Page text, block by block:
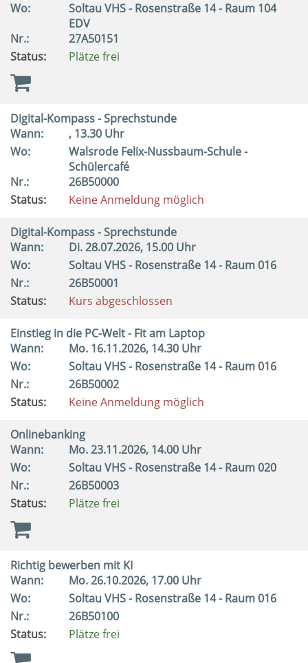
Wo:
Soltau VHS - Rosenstraße 14 - Raum 104
EDV
Nr.:
27A50151
Status:
Plätze frei
Digital-Kompass - Sprechstunde
Wann:
, 13.30 Uhr
Wo:
Walsrode Felix-Nussbaum-Schule -
Schülercafé
Nr.:
26B50000
Status:
Keine Anmeldung möglich
Digital-Kompass - Sprechstunde
Wann:
Di.28.07.2026, 15.00 Uhr
Wo:
Soltau VHS - Rosenstraße 14 - Raum 016
Nr.:
26B50001
Status:
Kurs abgeschlossen
Einstieg in die PC-Welt - Fit am Laptop
Wann:
Mo. 16.11.2026, 14.30 Uhr
Wo:
Soltau VHS - Rosenstraße 14 - Raum 016
Nr.:
26B50002
Status:
Keine Anmeldung möglich
Onlinebanking
Wann:
Mo.23.11.2026, 14.00 Uhr
Wo:
Soltau VHS - Rosenstraße 14 - Raum 020
Nr.:
26B50003
Status:
Plätze frei
Richtig bewerben mit KI
Wann:
Mo.26.10.2026, 17.00 Uhr
Wo:
Soltau VHS - Rosenstraße 14 - Raum 016
Nr.:
26B50100
Status:
Plätze frei